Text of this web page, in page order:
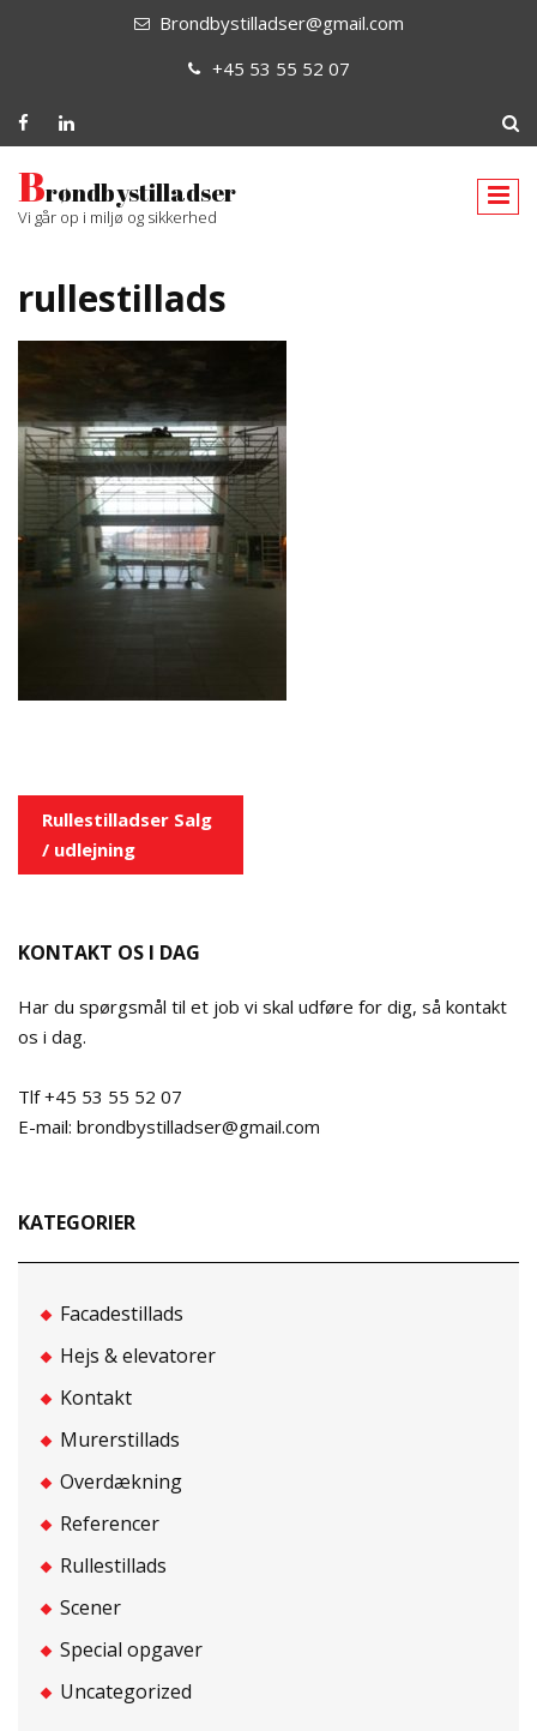
Brondbystilladser@gmail.com
+45 53 55 52 07
Brøndbystilladser
Vi går op i miljø og sikkerhed
rullestillads
Indlægsnavigation
Rullestilladser Salg
/ udlejning
KONTAKT OS I DAG
Har du spørgsmål til et job vi skal udføre for dig, så kontakt
os i dag.
Tlf +45 53 55 52 07
E-mail: brondbystilladser@gmail.com
KATEGORIER
Facadestillads
Hejs & elevatorer
Kontakt
Murerstillads
Overdækning
Referencer
Rullestillads
Scener
Special opgaver
Uncategorized